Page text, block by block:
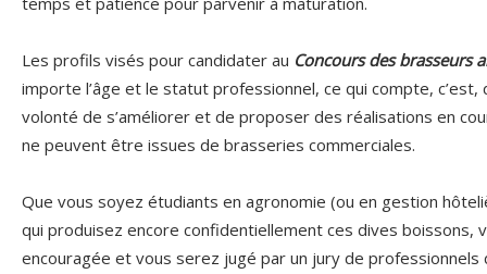
Les profils visés pour candidater au Concours des brasseurs
importe l’âge et le statut professionnel, ce qui compte, c’est,
volonté de s’améliorer et de proposer des réalisations en
ne peuvent être issues de brasseries commerciales.
Que vous soyez étudiants en agronomie (ou en gestion
qui produisez encore confidentiellement ces dives boissons,
encouragée et vous serez jugé par un jury de